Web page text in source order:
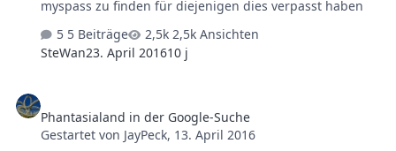
myspass zu finden für diejenigen dies verpasst haben
5 Beiträge
2,5k Ansichten
SteWan23. April 201610 j
Phantasialand in der Google-Suche
Gestartet von JayPeck, 13. April 2016